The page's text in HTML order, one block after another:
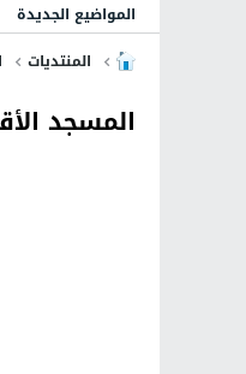
المواضيع الجديدة
المنتديات
المسجد